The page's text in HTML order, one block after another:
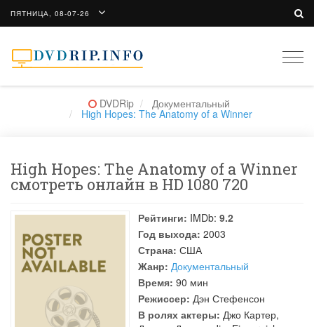
ПЯТНИЦА, 08-07-26
DVDRip Документальный
High Hopes: The Anatomy of a Winner
High Hopes: The Anatomy of a Winner
смотреть онлайн в HD 1080 720
Рейтинги: IMDb: 9.2
Год выхода: 2003
Страна: США
Жанр: Документальный
Время: 90 мин
Режиссер: Дэн Стефенсон
В ролях актеры: Джо Картер,